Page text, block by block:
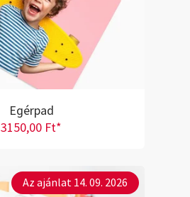
Egérpad
3150,00 Ft*
Az ajánlat 14. 09. 2026